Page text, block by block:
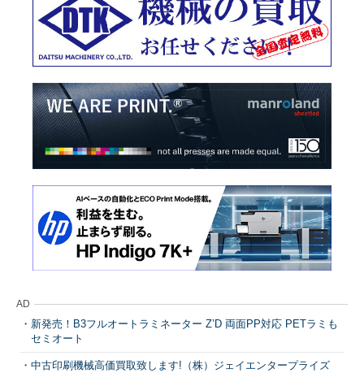
AD
新発売！B3フルオートラミネーター Z’D 両面PP対応 PETラミも
セミオート
中古印刷機械高価買取致します!（株）ジェイエンタープライズ